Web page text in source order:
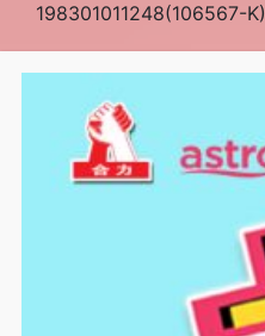
198301011248(106567-K)